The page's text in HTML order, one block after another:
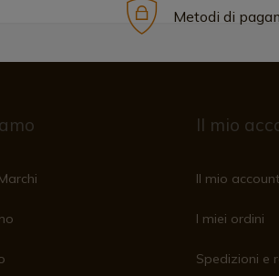
Metodi di
Il mio
Il mio account
I miei ordini
Spedizioni e